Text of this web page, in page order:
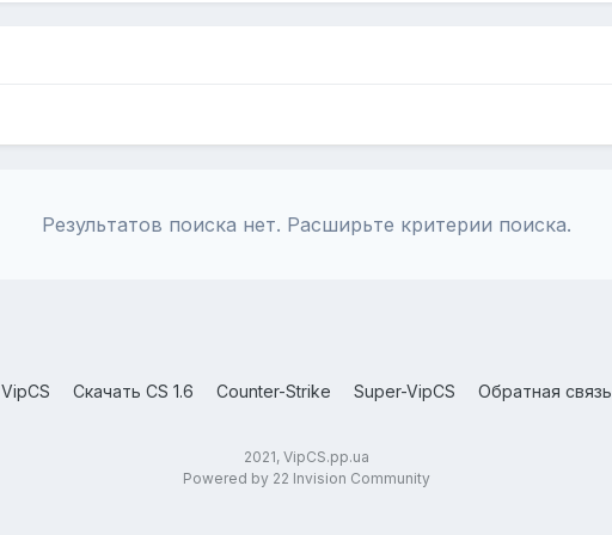
Результатов поиска нет. Расширьте критерии поиска.
VipCS Скачать CS 1.6 Counter-Strike Super-VipCS Обратная связь
2021, VipCS.pp.ua
Powered by 22 Invision Community